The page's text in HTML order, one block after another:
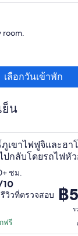
room.
เลือกวันเข้าพัก
ย็น
เขาไฟฟูจิและฮาโ
ปกลับโดยรถไฟหั
ยะ
ลา
กรรม
โมง
ชม.
10
วิวที่ตรวจสอบ
ฟรี
ราคา
฿
ร
เน่ 1 วัน ไปกลับโ